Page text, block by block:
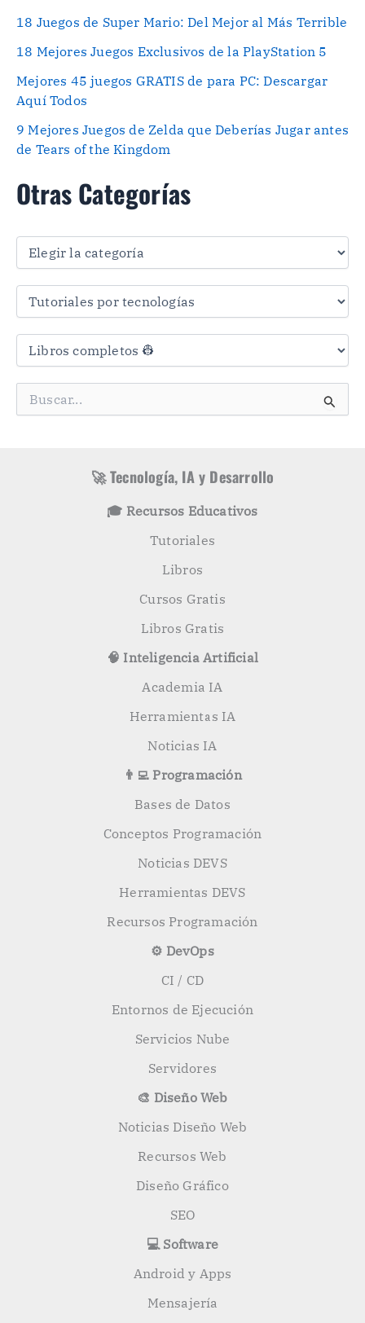
18 Juegos de Super Mario: Del Mejor al Más Terrible
18 Mejores Juegos Exclusivos de la PlayStation 5
Mejores 45 juegos GRATIS de para PC: Descargar
Aquí Todos
9 Mejores Juegos de Zelda que Deberías Jugar antes
de Tears of the Kingdom
Otras Categorías
🚀 Tecnología, IA y Desarrollo
🎓 Recursos Educativos
Tutoriales
Libros
Cursos Gratis
Libros Gratis
🧠 Inteligencia Artificial
Academia IA
Herramientas IA
Noticias IA
👨‍💻 Programación
Bases de Datos
Conceptos Programación
Noticias DEVS
Herramientas DEVS
Recursos Programación
⚙️ DevOps
CI / CD
Entornos de Ejecución
Servicios Nube
Servidores
🎨 Diseño Web
Noticias Diseño Web
Recursos Web
Diseño Gráfico
SEO
💻 Software
Android y Apps
Mensajería